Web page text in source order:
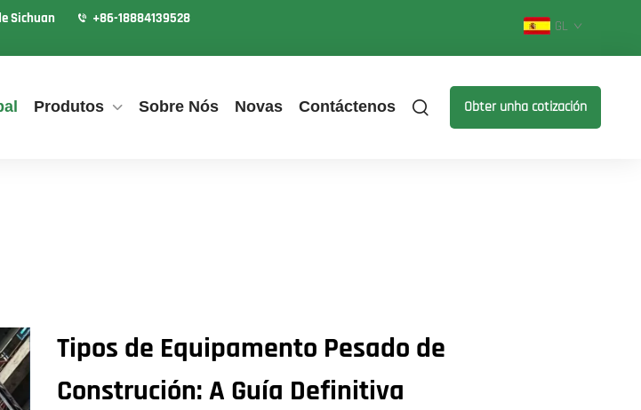
Sichuan
+86-18884139528
GL
Produtos Sobre Nós Novas Contáctenos Obter unha cotización
Tipos de Equipamento Pesado de
Construción: A Guía Definitiva